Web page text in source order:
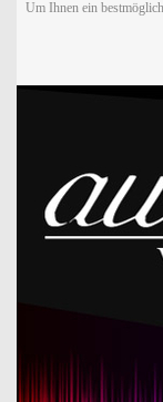
Um Ihnen ein